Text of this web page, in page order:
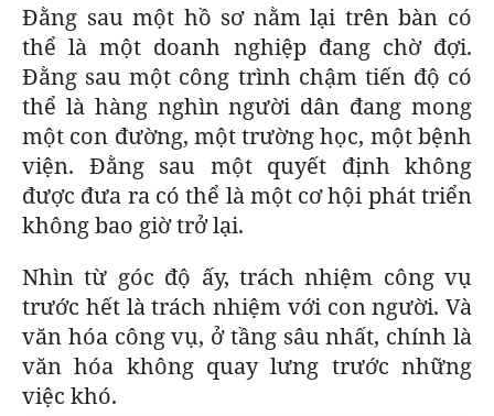
Đằng sau một hồ sơ nằm lại trên bàn có
thể là một doanh nghiệp đang chờ đợi.
Đằng sau một công trình chậm tiến độ có
thể là hàng nghìn người dân đang mong
một con đường, một trường học, một bệnh
viện. Đằng sau một quyết định không
được đưa ra có thể là một cơ hội phát triển
không bao giờ trở lại.
Nhìn từ góc độ ấy, trách nhiệm công vụ
trước hết là trách nhiệm với con người. Và
văn hóa công vụ, ở tầng sâu nhất, chính là
văn hóa không quay lưng trước những
việc khó.